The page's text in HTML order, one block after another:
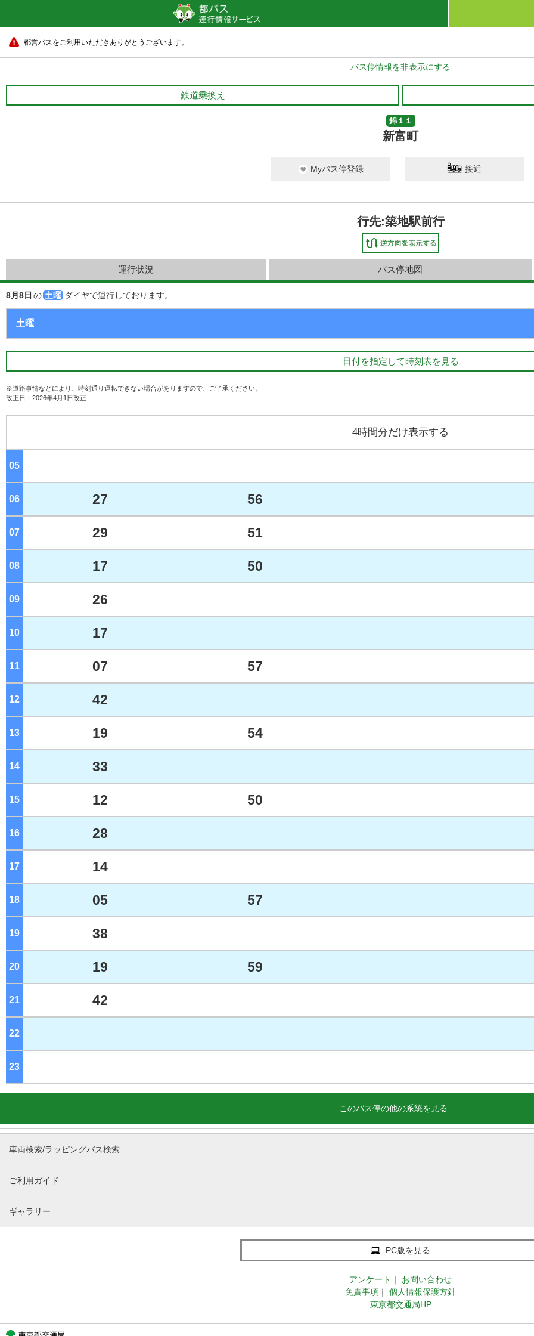
都営バスをご利用いただきありがとうございます。
バス停情報を非表示にする
鉄道乗換え
錦１１
新富町
Myバス停登録 接近
行先:築地駅前行
運行状況 バス停地図
8月8日 の 土曜 ダイヤで運行しております。
日付を指定して時刻表を見る
※道路事情などにより、時刻通り運転できない場合がありますので、ご了承ください。
改正日：2026年4月1日改正
4時間分だけ表示する
05
06 27 56
07 29 51
08 17 50
09 26
10 17
11 07 57
12 42
13 19 54
14 33
15 12 50
16 28
17 14
18 05 57
19 38
20 19 59
21 42
22
23
このバス停の他の系統を見る
車両検索/ラッピングバス検索
ご利用ガイド
ギャラリー
PC版を見る
アンケート ｜
お問い合わせ
免責事項 ｜
個人情報保護方針
東京都交通局HP